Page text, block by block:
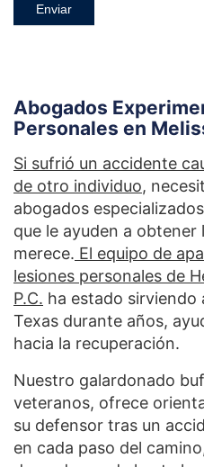
Enviar
Abogados
Personales en
Si sufrió un accidente
de otro individuo,
abogados
que le ayuden a
merece. El equipo de
lesiones personales de
P.C. ha estado sirviendo
Texas durante años,
hacia la recuperación.
Nuestro galardonado
veteranos, ofrece
su defensor tras un
en cada paso del